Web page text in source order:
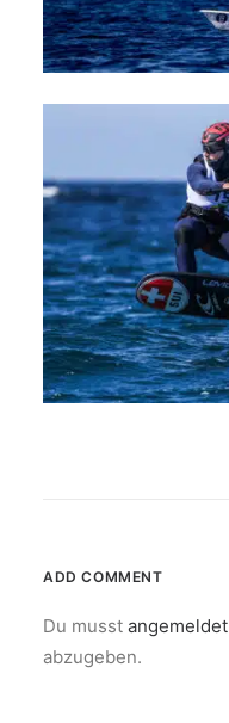
ADD COMMENT
Du musst angemeldet
abzugeben.